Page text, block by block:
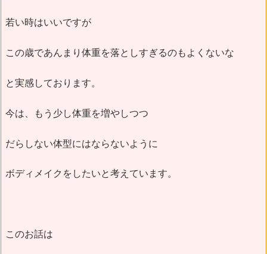
若い時はいいですが
この歳であんまり体重を落としすぎるのもよくないな
と実感しております。
今は、もう少し体重を増やしつつ
だらしない体型にはならないように
ボディメイクをしたいと考えています。
このお話は